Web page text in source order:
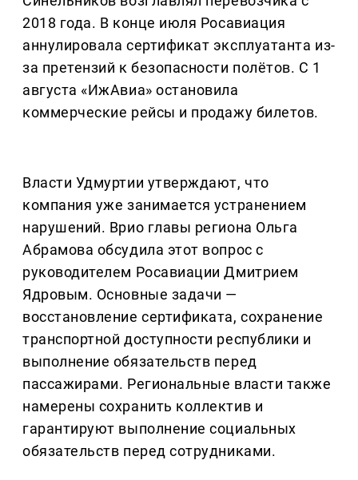
2018 года. В конце июля Росавиация
аннулировала сертификат эксплуатанта из-
за претензий к безопасности полётов. С 1
августа «ИжАвиа» остановила
коммерческие рейсы и продажу билетов.
Власти Удмуртии утверждают, что
компания уже занимается устранением
нарушений. Врио главы региона Ольга
Абрамова обсудила этот вопрос с
руководителем Росавиации Дмитрием
Ядровым. Основные задачи —
восстановление сертификата, сохранение
транспортной доступности республики и
выполнение обязательств перед
пассажирами. Региональные власти также
намерены сохранить коллектив и
гарантируют выполнение социальных
обязательств перед сотрудниками.